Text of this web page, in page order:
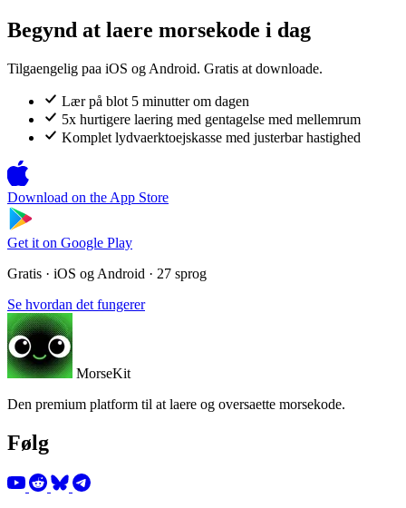
Begynd at laere morsekode i dag
Tilgaengelig paa iOS og Android. Gratis at downloade.
Lær på blot 5 minutter om dagen
5x hurtigere laering med gentagelse med mellemrum
Komplet lydvaerktoejskasse med justerbar hastighed
Download on the App Store
Get it on Google Play
Gratis · iOS og Android · 27 sprog
Se hvordan det fungerer
MorseKit
Den premium platform til at laere og oversaette morsekode.
Følg